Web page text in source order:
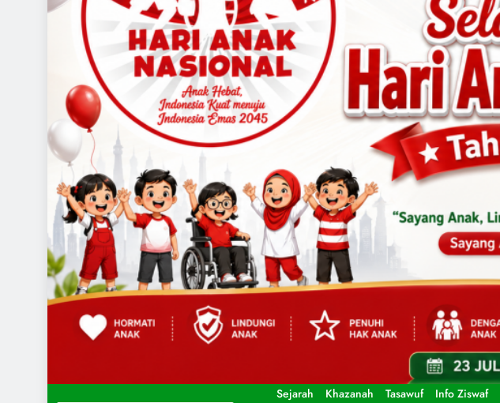
Sejarah Khazanah Tasawuf Info Ziswaf